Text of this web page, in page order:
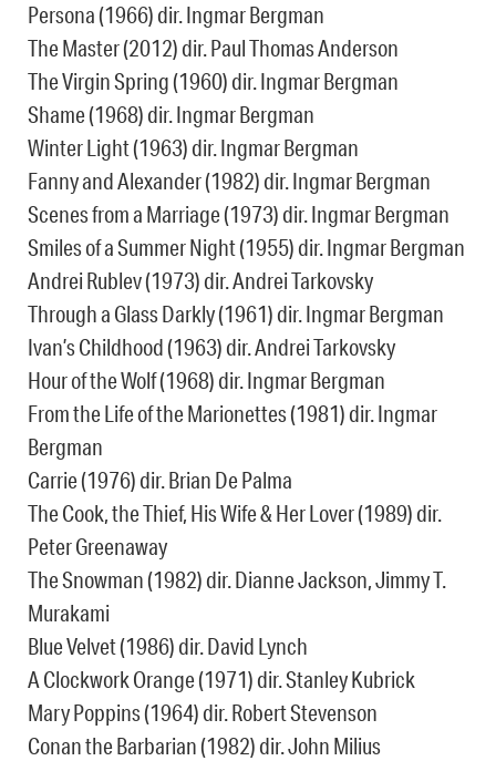
Persona (1966) dir. Ingmar Bergman
The Master (2012) dir. Paul Thomas Anderson
The Virgin Spring (1960) dir. Ingmar Bergman
Shame (1968) dir. Ingmar Bergman
Winter Light (1963) dir. Ingmar Bergman
Fanny and Alexander (1982) dir. Ingmar Bergman
Scenes from a Marriage (1973) dir. Ingmar Bergman
Smiles of a Summer Night (1955) dir. Ingmar Bergman
Andrei Rublev (1973) dir. Andrei Tarkovsky
Through a Glass Darkly (1961) dir. Ingmar Bergman
Ivan’s Childhood (1963) dir. Andrei Tarkovsky
Hour of the Wolf (1968) dir. Ingmar Bergman
From the Life of the Marionettes (1981) dir. Ingmar
Bergman
Carrie (1976) dir. Brian De Palma
The Cook, the Thief, His Wife & Her Lover (1989) dir.
Peter Greenaway
The Snowman (1982) dir. Dianne Jackson, Jimmy T.
Murakami
Blue Velvet (1986) dir. David Lynch
A Clockwork Orange (1971) dir. Stanley Kubrick
Mary Poppins (1964) dir. Robert Stevenson
Conan the Barbarian (1982) dir. John Milius